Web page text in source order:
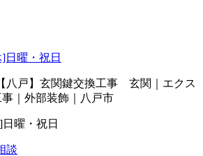
日曜・祝日
【八戸】玄関鍵交換工事 玄関｜エクス
｜外部装飾｜八戸市
曜・祝日
談